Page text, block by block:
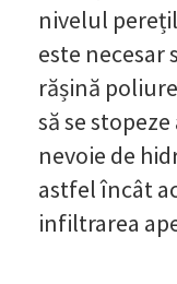
nivelul
este necesar
rășină
să se
nevoie de
astfel încât
infiltrarea